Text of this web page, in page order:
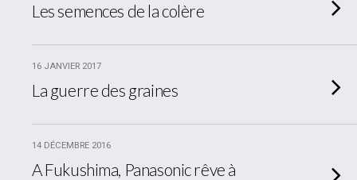
Les semences de la colère
16 JANVIER 2017
La guerre des graines
14 DÉCEMBRE 2016
A Fukushima, Panasonic rêve à